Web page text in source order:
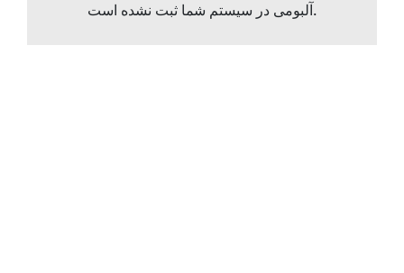
آلبومی در سیستم شما ثبت نشده است.